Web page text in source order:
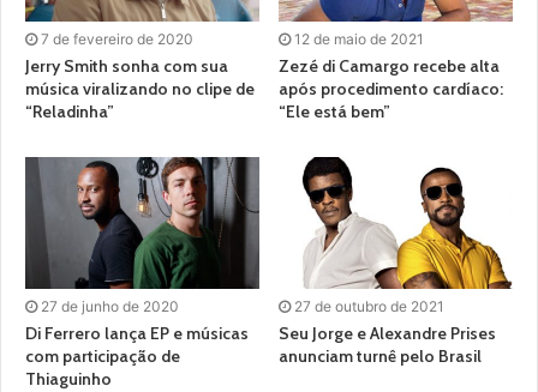
7 de fevereiro de 2020
Jerry Smith sonha com sua
música viralizando no clipe de
“Reladinha”
12 de maio de 2021
Zezé di Camargo recebe alta
após procedimento cardíaco:
“Ele está bem”
27 de junho de 2020
Di Ferrero lança EP e músicas
com participação de
Thiaguinho
27 de outubro de 2021
Seu Jorge e Alexandre Prises
anunciam turnê pelo Brasil